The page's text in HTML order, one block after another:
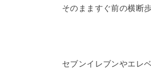
そのまますぐ前の横断
セブンイレブンやエレ